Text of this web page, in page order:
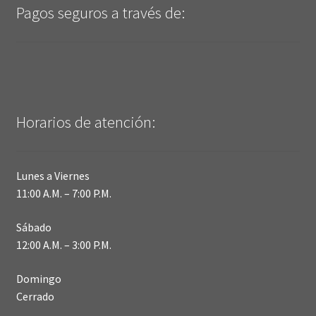
Pagos seguros a través de:
Horarios de atención:
Lunes a Viernes
11:00 A.M. – 7:00 P.M.
Sábado
12:00 A.M. – 3:00 P.M.
Domingo
Cerrado